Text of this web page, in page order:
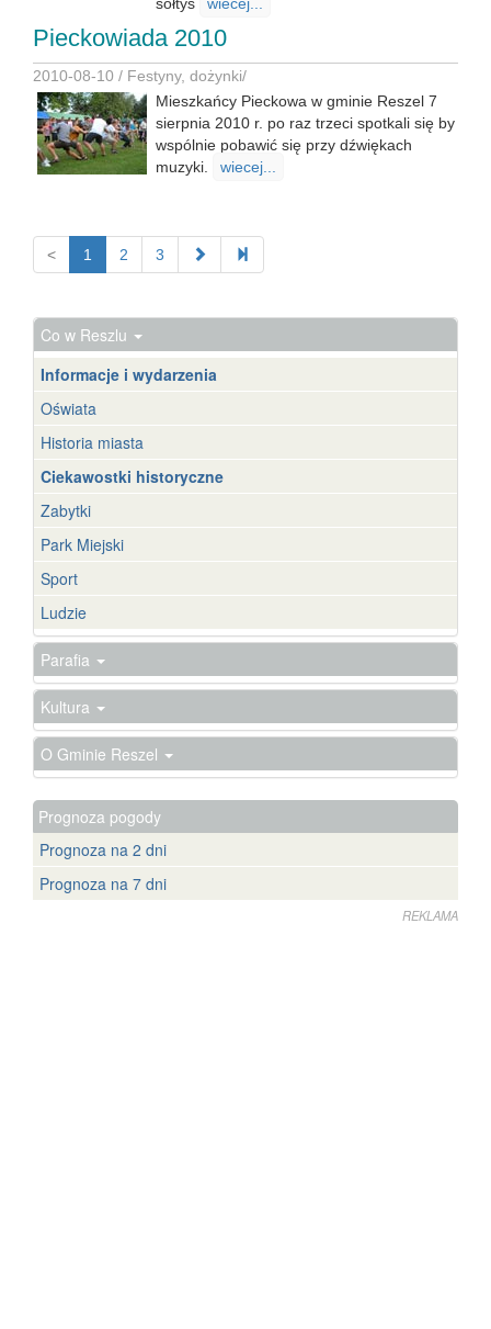
Pieckowiada 2010
2010-08-10 / Festyny, dożynki/
Mieszkańcy Pieckowa w gminie Reszel 7
sierpnia 2010 r. po raz trzeci spotkali się by
wspólnie pobawić się przy dźwiękach
muzyki.
wiecej...
< 1 2 3
Co w Reszlu
Informacje i wydarzenia
Oświata
Historia miasta
Ciekawostki historyczne
Zabytki
Park Miejski
Sport
Ludzie
Parafia
Kultura
O Gminie Reszel
Prognoza pogody
Prognoza na 2 dni
Prognoza na 7 dni
REKLAMA